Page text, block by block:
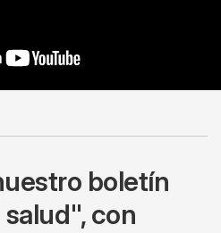
boletín
con